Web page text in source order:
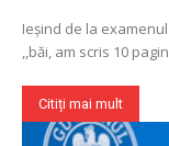
Ieșind de la
,,băi, am scris 10
Citiți mai mult